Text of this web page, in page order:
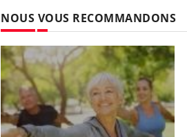
NOUS VOUS RECOMMANDONS